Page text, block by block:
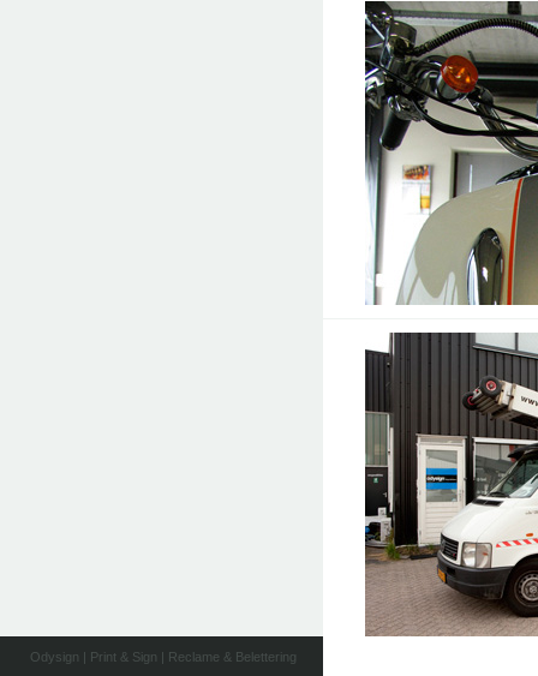
Odysign | Print & Sign | Reclame & Belettering